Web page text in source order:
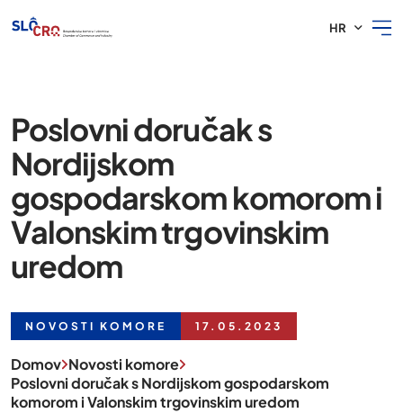
HR
Poslovni doručak s
Nordijskom
gospodarskom komorom i
Valonskim trgovinskim
uredom
NOVOSTI KOMORE 17.05.2023
Domov Novosti komore
Poslovni doručak s Nordijskom gospodarskom
komorom i Valonskim trgovinskim uredom